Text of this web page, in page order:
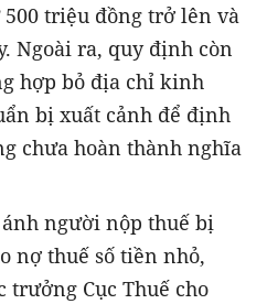
triệu đồng trở lên và
Ngoài ra, quy định còn
hợp bỏ địa chỉ kinh
bị xuất cảnh để định
chưa hoàn thành nghĩa
người nộp thuế bị
nợ thuế số tiền nhỏ,
trưởng Cục Thuế cho